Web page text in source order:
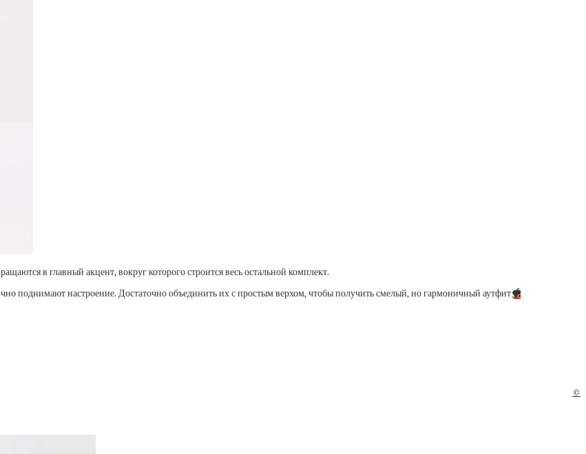
в главный акцент, вокруг которого строится весь остальной комплект.
поднимают настроение. Достаточно объединить их с простым верхом, чтобы получить смелый, но гармоничный аутфит🍓
©